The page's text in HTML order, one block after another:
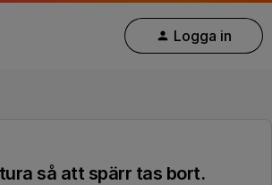
Logga in
så att spärr tas bort.